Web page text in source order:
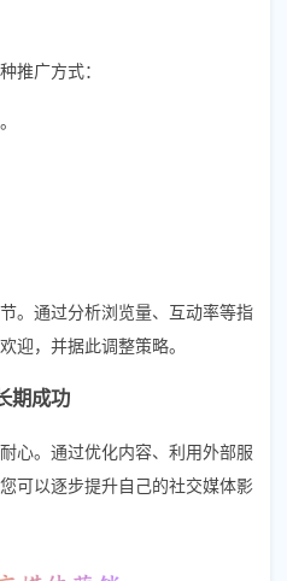
推广方式：
。通过分析浏览量、互动率等指
迎，并据此调整策略。
期成功
心。通过优化内容、利用外部服
可以逐步提升自己的社交媒体影